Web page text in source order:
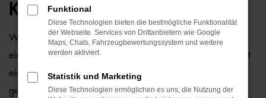
KÖPFCHEN
Was unterscheidet eine VW T-Cross Tageszulassung von
einem Neuwagen? Genau genommen nichts, sodass Sie mit
einem „Ja“ in einem noch keinen einzigen Kilometer
gefahrenen Auto in Bremen mobil sind. Preislich sparen Sie
Funktional
Diese Technologien bieten die bestmögliche Funktionalität
der Webseite. Services von Drittanbietern wie Google
Maps, Chats, Fahrzeugbewertungssystem und weitere
werden aktiviert.
Statistik und Marketing
Diese Technologien ermöglichen es uns, die Nutzung der